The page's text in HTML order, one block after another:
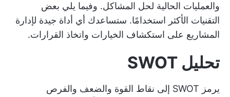
والعمليات الحالية لحل المشاكل. وفيما يلي بعض
التقنيات الأكثر استخدامًا. ستساعدك أي أداة جيدة لإدارة
المشاريع على استكشاف الخيارات واتخاذ القرارات.
تحليل SWOT
يرمز SWOT إلى نقاط القوة والضعف والفرص